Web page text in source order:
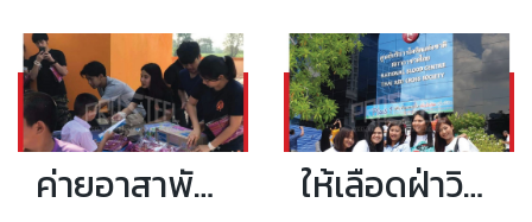
ค่ายอาสาพัฒนาชุมชน ครั้งที่ 16 ให้เลือดฝ่าวิกฤต COVID19